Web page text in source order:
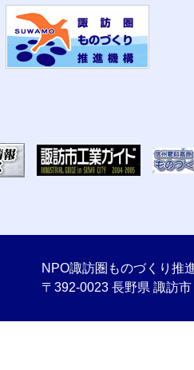
NPO諏訪圏ものづくり推
〒392-0023 長野県 諏訪